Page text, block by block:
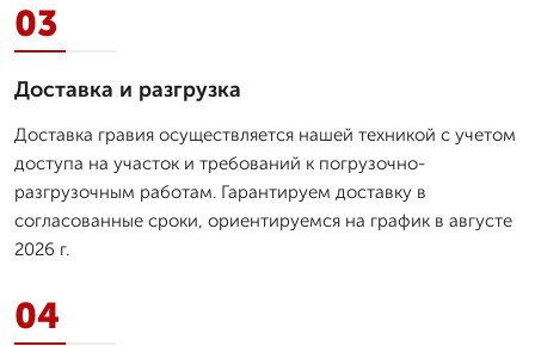
03
Доставка и разгрузка
Доставка гравия осуществляется нашей техникой с учетом
доступа на участок и требований к погрузочно-
разгрузочным работам. Гарантируем доставку в
согласованные сроки, ориентируемся на график в августе
2026 г.
04